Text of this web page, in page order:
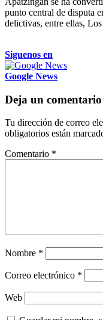
punto central de disputa
delictivas, entre ellas,
Siguenos en
Google News
Deja un comentario
Tu dirección de correo
obligatorios están
Comentario *
Nombre *
Correo electrónico *
Web